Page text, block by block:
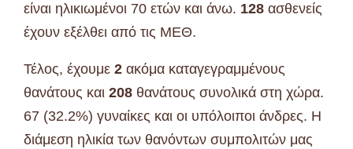
είναι ηλικιωμένοι 70 ετών και άνω. 128 ασθενείς
έχουν εξέλθει από τις ΜΕΘ.
Τέλος, έχουμε 2 ακόμα καταγεγραμμένους
θανάτους και 208 θανάτους συνολικά στη χώρα.
67 (32.2%) γυναίκες και οι υπόλοιποι άνδρες. Η
διάμεση ηλικία των θανόντων συμπολιτών μας